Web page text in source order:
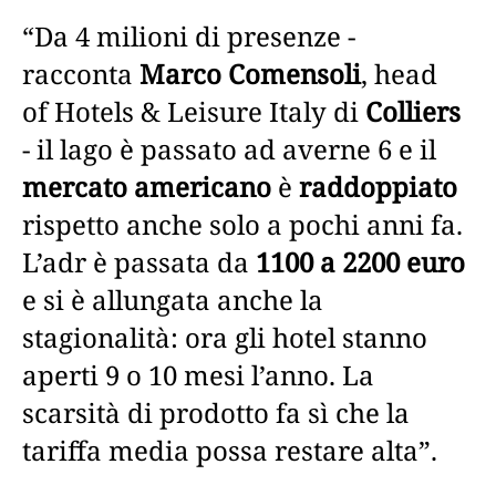
“Da 4 milioni di presenze -
racconta Marco Comensoli, head
of Hotels & Leisure Italy di Colliers
- il lago è passato ad averne 6 e il
mercato americano è raddoppiato
rispetto anche solo a pochi anni fa.
L’adr è passata da 1100 a 2200 euro
e si è allungata anche la
stagionalità: ora gli hotel stanno
aperti 9 o 10 mesi l’anno. La
scarsità di prodotto fa sì che la
tariffa media possa restare alta”.